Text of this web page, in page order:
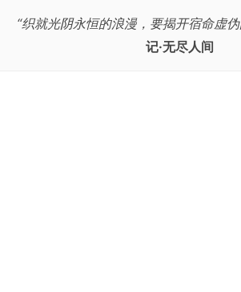
“织就光阴永恒的浪漫，要揭开宿命虚
记·无尽人间